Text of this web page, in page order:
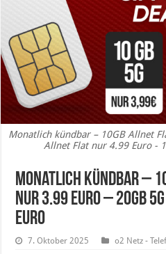
Monatlich kündbar – 10GB Allnet
Allnet Flat nur 4.99 Euro -
Monatlich kündbar –
nur 3.99 Euro – 20GB
Euro
7. Oktober 2025 o2 Netz -